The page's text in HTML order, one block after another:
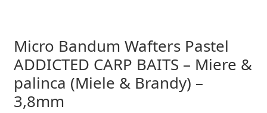
Micro Bandum Wafters Pastel
ADDICTED CARP BAITS – Miere &
palinca (Miele & Brandy) –
3,8mm